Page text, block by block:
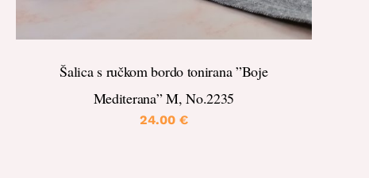
Šalica s ručkom bordo tonirana ”Boje
Mediterana” M, No.2235
24.00 €